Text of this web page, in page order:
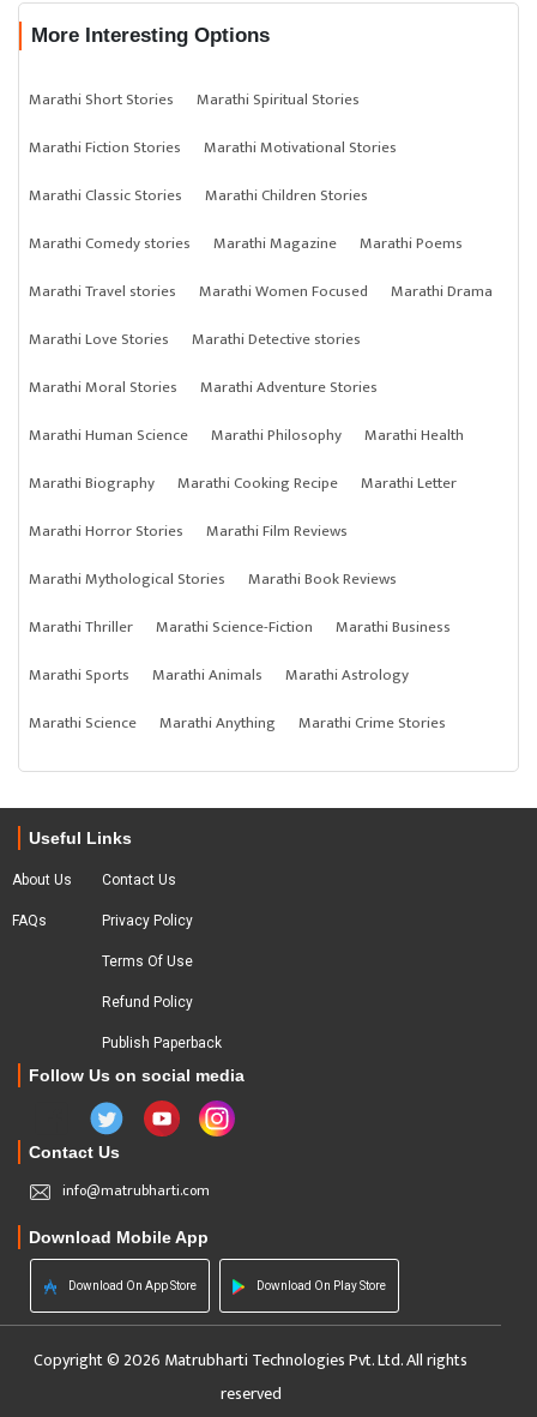
More Interesting Options
Marathi Short Stories
Marathi Spiritual Stories
Marathi Fiction Stories
Marathi Motivational Stories
Marathi Classic Stories
Marathi Children Stories
Marathi Comedy stories
Marathi Magazine
Marathi Poems
Marathi Travel stories
Marathi Women Focused
Marathi Drama
Marathi Love Stories
Marathi Detective stories
Marathi Moral Stories
Marathi Adventure Stories
Marathi Human Science
Marathi Philosophy
Marathi Health
Marathi Biography
Marathi Cooking Recipe
Marathi Letter
Marathi Horror Stories
Marathi Film Reviews
Marathi Mythological Stories
Marathi Book Reviews
Marathi Thriller
Marathi Science-Fiction
Marathi Business
Marathi Sports
Marathi Animals
Marathi Astrology
Marathi Science
Marathi Anything Marathi Crime Stories
Useful Links
About Us
FAQs
Contact Us
Privacy Policy
Terms Of Use
Refund Policy
Publish Paperback
Follow Us on social media
Contact Us
info@matrubharti.com
Download Mobile App
Download On App Store Download On Play Store
Copyright © 2026 Matrubharti Technologies Pvt. Ltd. All rights
reserved